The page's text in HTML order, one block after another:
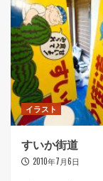
イラスト
すいか街道
2010年7月6日